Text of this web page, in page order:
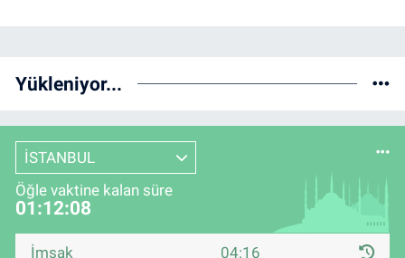
Yükleniyor...
İSTANBUL
Öğle vaktine kalan süre
01:12:07
İmsak 04:16